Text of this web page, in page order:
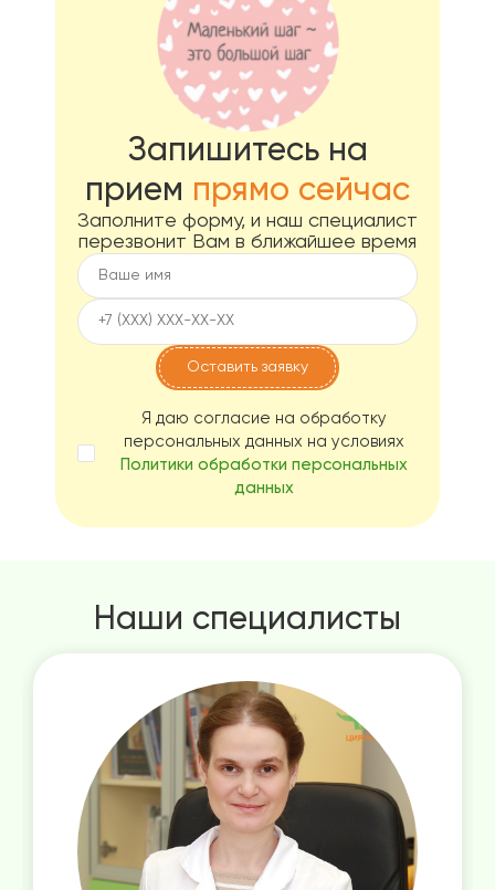
Запишитесь на
прием прямо сейчас
Заполните форму, и наш специалист
перезвонит Вам в ближайшее время
Я даю согласие на обработку
персональных данных на условиях
Политики обработки персональных
данных
Наши специалисты